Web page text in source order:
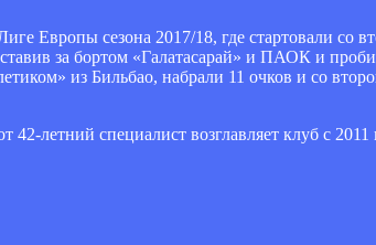
Европы сезона 2017/18, где стартовали со
за бортом «Галатасарай» и ПАОК и
из Бильбао, набрали 11 очков и со
летний специалист возглавляет клуб с 2011